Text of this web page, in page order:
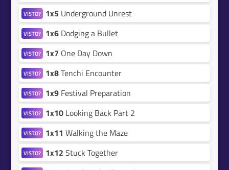
VISTO? 1x5 Underground Unrest
VISTO? 1x6 Dodging a Bullet
VISTO? 1x7 One Day Down
VISTO? 1x8Tenchi Encounter
VISTO? 1x9 Festival Preparation
VISTO? 1x10 Looking Back Part 2
VISTO? 1x11 Walking the Maze
VISTO? 1x12 Stuck Together